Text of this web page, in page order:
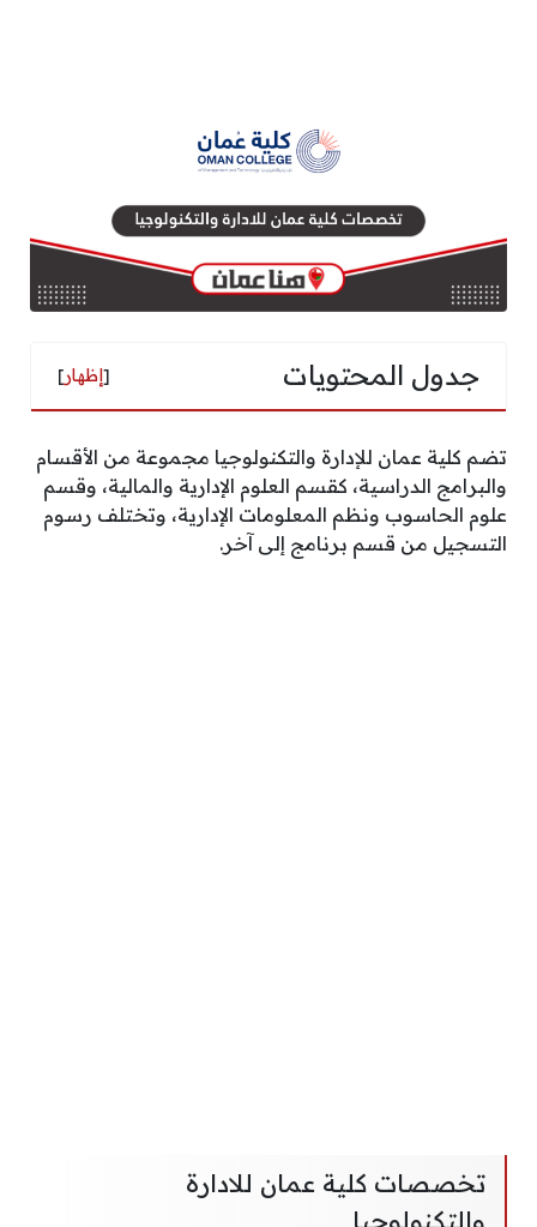
جدول المحتويات [إظهار]
تضم كلية عمان للإدارة والتكنولوجيا مجموعة من الأقسام
والبرامج الدراسية، كقسم العلوم الإدارية والمالية، وقسم
علوم الحاسوب ونظم المعلومات الإدارية، وتختلف رسوم
التسجيل من قسم برنامج إلى آخر.
تخصصات كلية عمان للادارة
والتكنولوجيا